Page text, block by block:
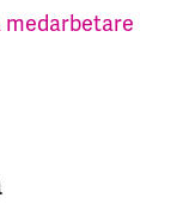
medarbetare